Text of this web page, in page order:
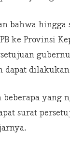
bahwa hingga
ke Provinsi
dapat
yang
surat